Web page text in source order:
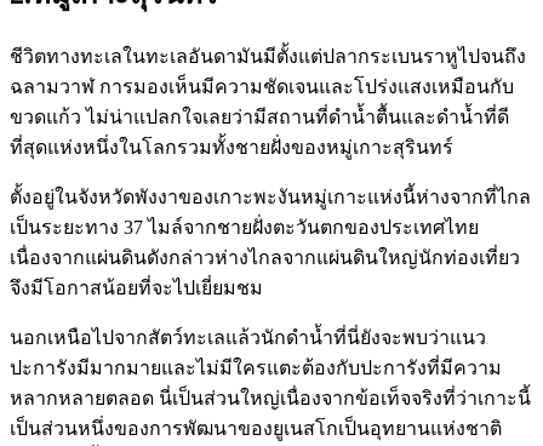
ชีวิตทางทะเลในทะเลอันดามันมีตั้งแต่ปลากระเบนราหูไปจนถึง
ฉลามวาฬ การมองเห็นมีความชัดเจนและโปร่งแสงเหมือนกับ
ขวดแก้ว ไม่น่าแปลกใจเลยว่ามีสถานที่ดำน้ำตื้นและดำน้ำที่ดี
ที่สุดแห่งหนึ่งในโลกรวมทั้งชายฝั่งของหมู่เกาะสุรินทร์
ตั้งอยู่ในจังหวัดพังงาของเกาะพะงันหมู่เกาะแห่งนี้ห่างจากที่ไกล
เป็นระยะทาง 37 ไมล์จากชายฝั่งตะวันตกของประเทศไทย
เนื่องจากแผ่นดินดังกล่าวห่างไกลจากแผ่นดินใหญ่นักท่องเที่ยว
จึงมีโอกาสน้อยที่จะไปเยี่ยมชม
นอกเหนือไปจากสัตว์ทะเลแล้วนักดำน้ำที่นี่ยังจะพบว่าแนว
ปะการังมีมากมายและไม่มีใครแตะต้องกับปะการังที่มีความ
หลากหลายตลอด นี่เป็นส่วนใหญ่เนื่องจากข้อเท็จจริงที่ว่าเกาะนี้
เป็นส่วนหนึ่งของการพัฒนาของยูเนสโกเป็นอุทยานแห่งชาติ